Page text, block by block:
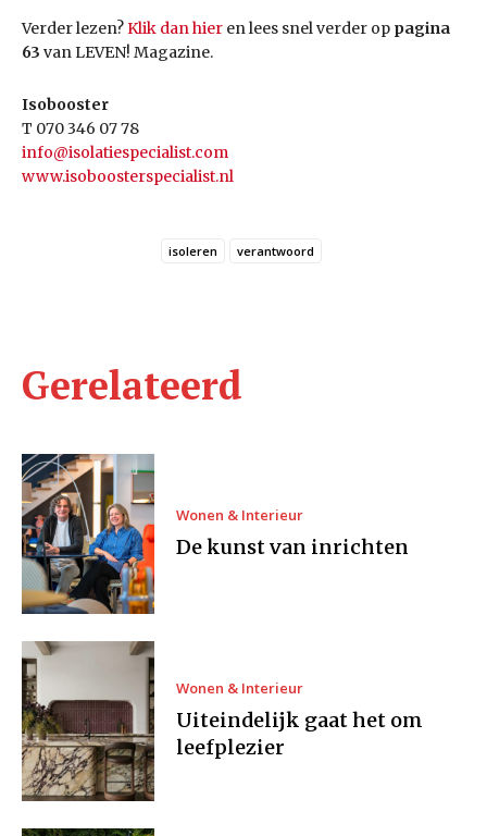
Verder lezen?Klik dan hier en lees snel verder op pagina
63 van LEVEN! Magazine.
Isobooster
T 070 346 07 78
info@isolatiespecialist.com
www.isoboosterspecialist.nl
isoleren verantwoord
Gerelateerd
Wonen & Interieur
De kunst van inrichten
Wonen & Interieur
Uiteindelijk gaat het om
leefplezier